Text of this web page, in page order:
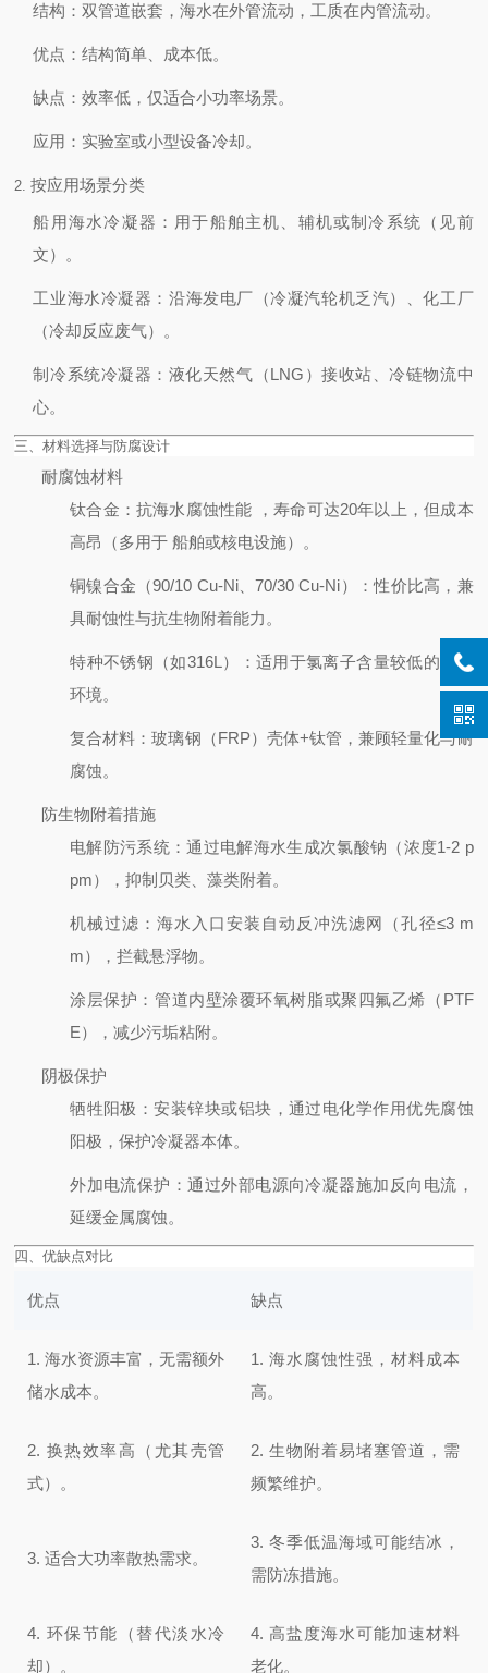
结构 ：双管道嵌套，海水在外管流动，工质在内管流动。
优点 ：结构简单、成本低。
缺点 ：效率低，仅适合小功率场景。
应用 ：实验室或小型设备冷却。
2.按应用场景分类
船用海水冷凝器 ：用于船舶主机、辅机或制冷系统（见前
文）。
工业海水冷凝器 ：沿海发电厂（冷凝汽轮机乏汽）、化工厂
（冷却反应废气）。
制冷系统冷凝器 ：液化天然气（LNG）接收站、冷链物流中
心。
三、材料选择与防腐设计
耐腐蚀材料
钛合金 ：抗海水腐蚀性能
，寿命可达20年以上，但成本
高昂（多用于 船舶或核电设施）。
铜镍合金（90/10 Cu-Ni、70/30 Cu-Ni）
：性价比高，兼
具耐蚀性与抗生物附着能力。
特种不锈钢（如316L）
：适用于氯离子含量较低的海水
环境。
复合材料 ：玻璃钢（FRP）壳体+钛管，兼顾轻量化与耐
腐蚀。
防生物附着措施
电解防污系统 ：通过电解海水生成次氯酸钠（浓度1-2 p
pm），抑制贝类、藻类附着。
机械过滤 ：海水入口安装自动反冲洗滤网（孔径≤3 m
m），拦截悬浮物。
涂层保护 ：管道内壁涂覆环氧树脂或聚四氟乙烯（PTF
E），减少污垢粘附。
阴极保护
牺牲阳极 ：安装锌块或铝块，通过电化学作用优先腐蚀
阳极，保护冷凝器本体。
外加电流保护 ：通过外部电源向冷凝器施加反向电流，
延缓金属腐蚀。
四、优缺点对比
优点 缺点
1. 海水资源丰富，无需额外
储水成本。
1. 海水腐蚀性强，材料成本
高。
2. 换热效率高（尤其壳管
式）。
2. 生物附着易堵塞管道，需
频繁维护。
3. 适合大功率散热需求。
3. 冬季低温海域可能结冰，
需防冻措施。
4. 环保节能（替代淡水冷
却）。
4. 高盐度海水可能加速材料
老化。